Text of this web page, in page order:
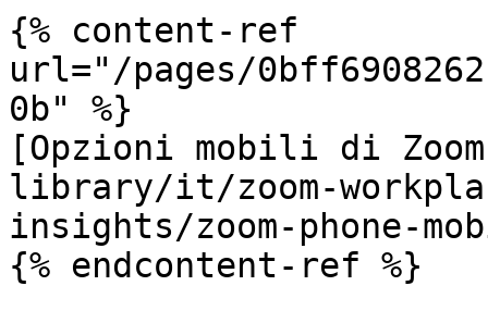
{% content-ref
url="/pages/
0b" %}
[Opzioni mobili di
library/it/zoom-
insights/zoom-phone-
{% endcontent-ref %}